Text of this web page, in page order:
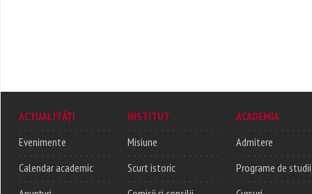
ACTUALITĂȚI
Evenimente
Calendar academic
INSTITUT
Misiune
Scurt istoric
ACADEMIA
Admitere
Programe de studii